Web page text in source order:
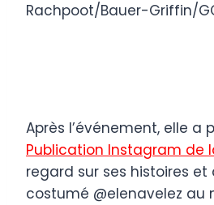
Rachpoot/Bauer-Griffin/
Après l’événement, elle a
Publication Instagram de
regard sur ses histoires et
costumé @elenavelez au